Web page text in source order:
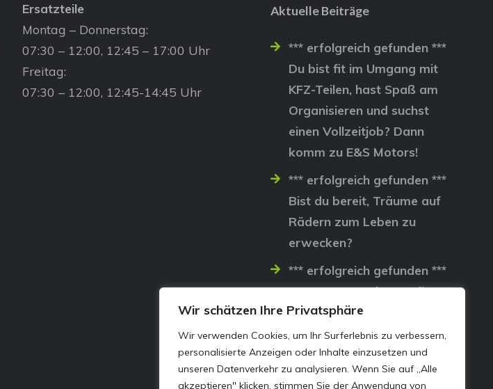
Wir schätzen Ihre Privatsphäre
Wir verwenden Cookies, um Ihr Surferlebnis zu verbessern,
personalisierte Anzeigen oder Inhalte einzusetzen und
unseren Datenverkehr zu analysieren. Wenn Sie auf „Alle
akzeptieren" klicken, stimmen Sie der Anwendung von
Ersatzteile
Montag – Donnerstag:
07:30 – 12:00, 12:45 – 17:00 Uhr
Freitag:
07:30 – 12:00, 12:45-14:45 Uhr
Aktuelle Beiträge
*** erfolgreich gefunden ***
Du bist fit im Umgang mit
KFZ-Teilen, hast Spaß am
Organisieren und suchst
einen Vollzeitjob? Dann
komm zu E&S Motors!
*** erfolgreich gefunden ***
Bist du bereit, Träume auf
Rädern zum Leben zu
erwecken?
*** erfolgreich gefunden ***
Lass uns gemeinsam die
Straßen erobern…